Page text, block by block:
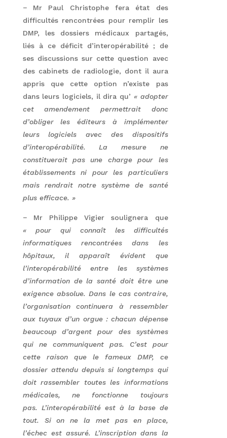
− Mr Paul Christophe fera état des
difficultés rencontrées pour remplir les
DMP, les dossiers médicaux partagés,
liés à ce déficit d’interopérabilité ; de
ses discussions sur cette question avec
des cabinets de radiologie, dont il aura
appris que cette option n’existe pas
dans leurs logiciels, il dira qu’ « adopter
cet amendement permettrait donc
d’obliger les éditeurs à implémenter
leurs logiciels avec des dispositifs
d’interopérabilité. La mesure ne
constituerait pas une charge pour les
établissements ni pour les particuliers
mais rendrait notre système de santé
plus efficace. »
− Mr Philippe Vigier soulignera que
« pour qui connaît les difficultés
informatiques rencontrées dans les
hôpitaux, il apparaît évident que
l’interopérabilité entre les systèmes
d’information de la santé doit être une
exigence absolue. Dans le cas contraire,
l’organisation continuera à ressembler
aux tuyaux d’un orgue : chacun dépense
beaucoup d’argent pour des systèmes
qui ne communiquent pas. C’est pour
cette raison que le fameux DMP, ce
dossier attendu depuis si longtemps qui
doit rassembler toutes les informations
médicales, ne fonctionne toujours
pas. L’interopérabilité est à la base de
tout. Si on ne la met pas en place,
l’échec est assuré. L’inscription dans la